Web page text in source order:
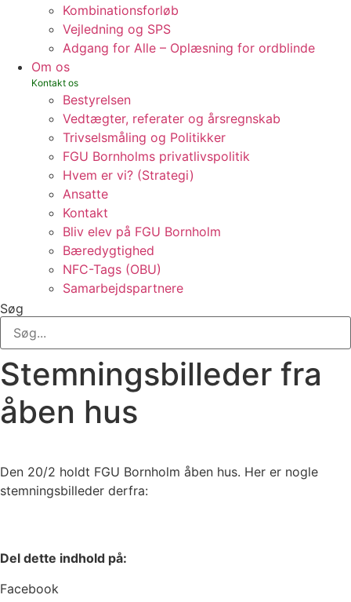
Kombinationsforløb
Vejledning og SPS
Adgang for Alle – Oplæsning for ordblinde
Om os
Bestyrelsen
Vedtægter, referater og årsregnskab
Trivselsmåling og Politikker
FGU Bornholms privatlivspolitik
Hvem er vi? (Strategi)
Ansatte
Kontakt
Bliv elev på FGU Bornholm
Bæredygtighed
NFC-Tags (OBU)
Samarbejdspartnere
Søg
Stemningsbilleder fra
åben hus
Den 20/2 holdt FGU Bornholm åben hus. Her er nogle
stemningsbilleder derfra:
Del dette indhold på:
Facebook